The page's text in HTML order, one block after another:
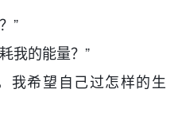
”
我的能量？”
我希望自己过怎样的生